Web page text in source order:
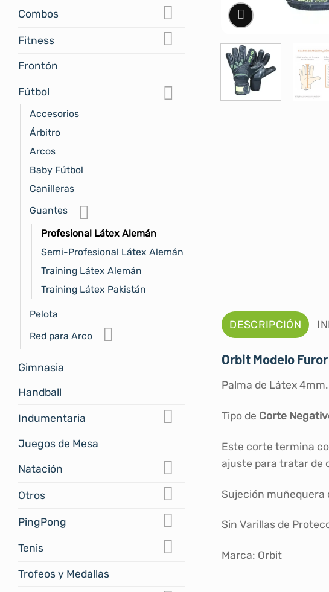
Combos
Fitness
Frontón
Fútbol
Accesorios
Árbitro
Arcos
Baby Fútbol
Canilleras
Guantes
Profesional Látex Alemán
Semi-Profesional Látex Alemán
Training Látex Alemán
Training Látex Pakistán
Pelota
Red para Arco
Gimnasia
Handball
Indumentaria
Juegos de Mesa
Natación
Otros
PingPong
Tenis
Trofeos y Medallas
DESCRIPCIÓN
Orbit Modelo
Palma de Látex
Tipo de Corte
Este corte termina
ajuste para tratar de
Sujeción muñequera
Sin Varillas de
Marca: Orbit